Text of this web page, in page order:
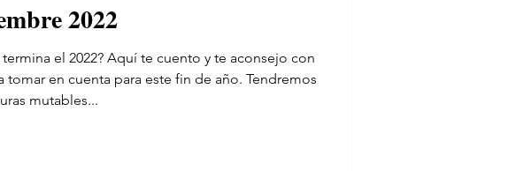
2022
el 2022? Aquí te cuento y te aconsejo con
tomar en cuenta para este fin de año. Tendremos
mutables...